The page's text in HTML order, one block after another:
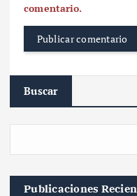
comentario.
Buscar
Publicaciones